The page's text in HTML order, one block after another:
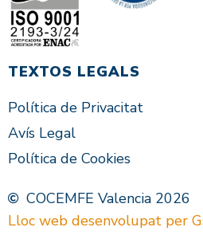
TEXTOS LEGALS
Política de Privacitat
Avís Legal
Política de Cookies
COCEMFE Valencia 2026
Lloc web desenvolupat per